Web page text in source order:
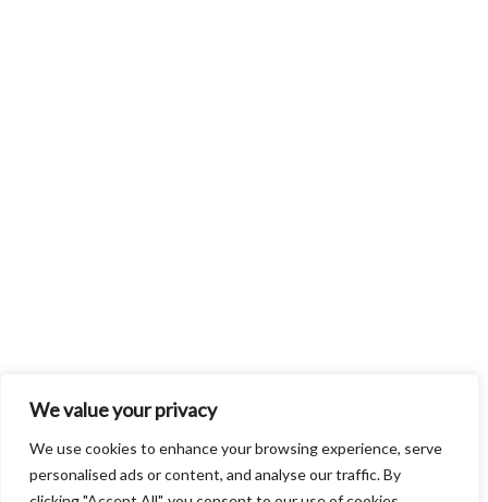
We value your privacy
We use cookies to enhance your browsing experience, serve
personalised ads or content, and analyse our traffic. By